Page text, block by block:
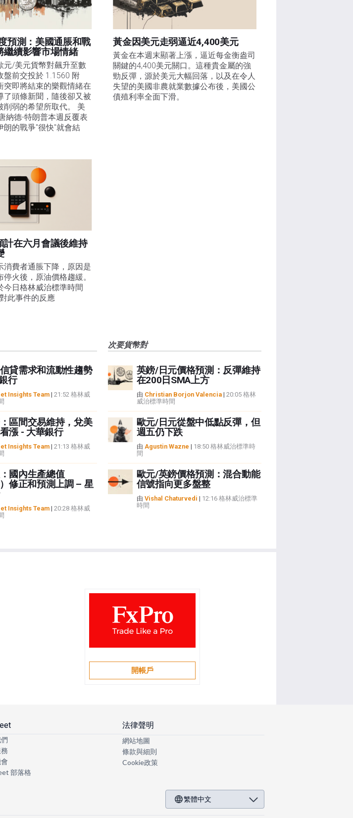
預測：美國通脹和戰
繼續影響市場情緒
元/美元貨幣對飆升至數
盤前交投於 1.1560 附
突即將結束的樂觀情緒在
了頭條新聞，隨後卻又被
削弱的希望所取代。 美
納德-特朗普本週反覆表
朗的戰爭"很快"就會結
黃金因美元走弱逼近4,400美元
黃金在本週末顯著上漲，逼近每金衡盎司
關鍵的4,400美元關口。這種貴金屬的強
勁反彈，源於美元大幅回落，以及在令人
失望的美國非農就業數據公布後，美國公
債殖利率全面下滑。
計在六月會議後維持
消費者通脹下降，原因是
火後，原油價格趨緩。
今日格林威治標準時間
此事件的反應
貸需求和流動性趨勢
行
Insights Team| 21:52 格林威
區間交易維持，兌美
漲 - 大華銀行
Insights Team| 21:13 格林威
國內生產總值
）修正和預測上調 – 星
Insights Team| 20:28 格林威
次要貨幣對
英鎊/日元價格預測：反彈維持
在200日SMA上方
由 Christian Borjon Valencia| 20:05 格林
威治標準時間
歐元/日元從盤中低點反彈，但
週五仍下跌
由 Agustin Wazne | 18:50 格林威治標準時
間
歐元/英鎊價格預測：混合動能
信號指向更多盤整
由 Vishal Chaturvedi | 12:16 格林威治標準
時間
開帳戶
部落格
法律聲明
網站地圖
條款與細則
Cookie政策
繁體中文